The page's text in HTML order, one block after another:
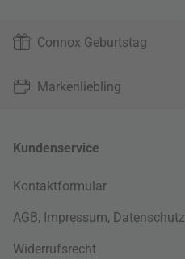
Connox Geburtstag
Markenliebling
Kundenservice
Kontaktformular
AGB, Impressum, Datenschutz
Widerrufsrecht